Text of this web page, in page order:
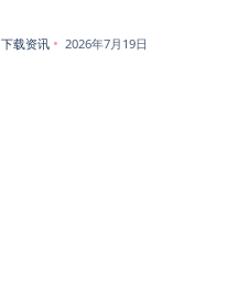
下载资讯 2026年7月19日